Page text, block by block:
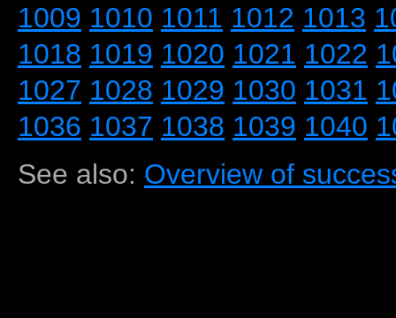
1009 1010 1011 1012 1013
1018 1019 1020 1021 1022
1027 1028 1029 1030 1031
1036 1037 1038 1039 1040
See also: Overview of